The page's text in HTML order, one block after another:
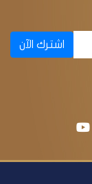
اشترك الآن